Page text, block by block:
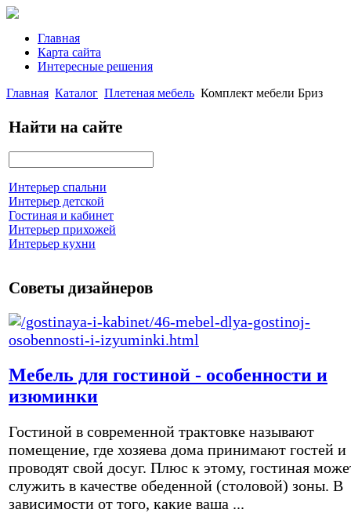
Главная
Карта сайта
Интересные решения
Главная Каталог Плетеная мебель Комплект мебели Бриз
Найти на сайте
Интерьер спальни
Интерьер детской
Гостиная и кабинет
Интерьер прихожей
Интерьер кухни
Советы дизайнеров
Мебель для гостиной - особенности и
изюминки
Гостиной в современной трактовке называют
помещение, где хозяева дома принимают гостей и
проводят свой досуг. Плюс к этому, гостиная
служить в качестве обеденной (столовой) зоны. В
зависимости от того, какие ваша ...